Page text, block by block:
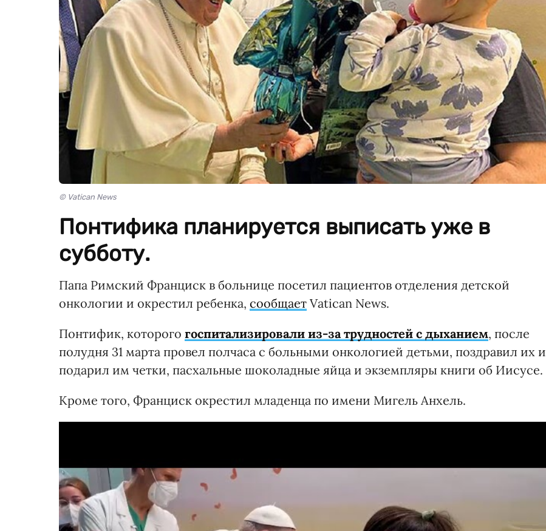
© Vatican News
Понтифика планируется выписать уже в
субботу.
Папа Римский Франциск в больнице посетил пациентов отделения детской
онкологии и окрестил ребенка, сообщает Vatican News.
Понтифик, которого госпитализировали из-за трудностей с дыханием, после
полудня 31 марта провел полчаса с больными онкологией детьми, поздравил их и
подарил им четки, пасхальные шоколадные яйца и экземпляры книги об Иисусе.
Кроме того, Франциск окрестил младенца по имени Мигель Анхель.